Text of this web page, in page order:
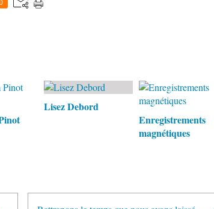
Lisez Debord
Enregistrements
magnétiques